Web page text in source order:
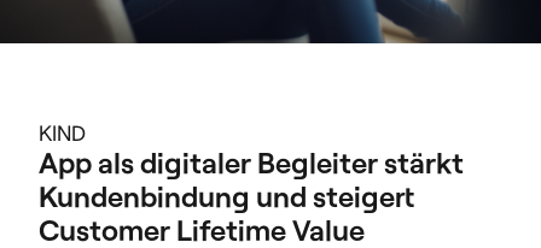
KIND
App als digitaler Begleiter stärkt
Kundenbindung und steigert
Customer Lifetime Value